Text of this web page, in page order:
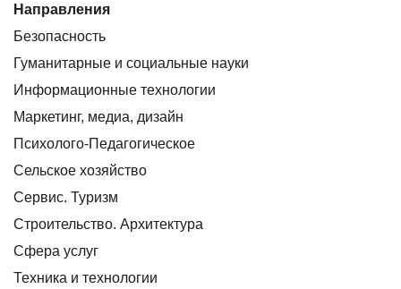
Направления
Безопасность
Гуманитарные и социальные науки
Информационные технологии
Маркетинг, медиа, дизайн
Психолого-Педагогическое
Сельское хозяйство
Сервис. Туризм
Строительство. Архитектура
Сфера услуг
Техника и технологии